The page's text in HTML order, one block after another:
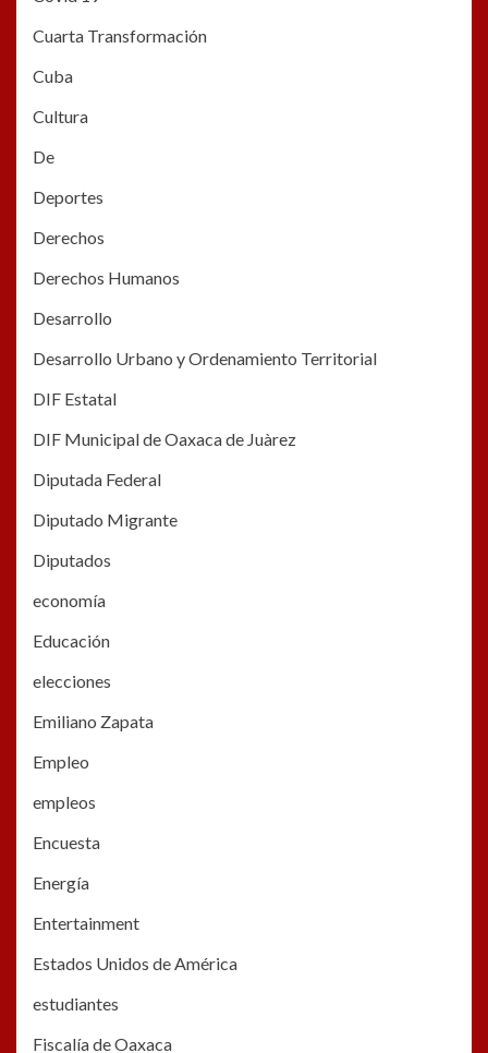
Cuarta Transformación
Cuba
Cultura
De
Deportes
Derechos
Derechos Humanos
Desarrollo
Desarrollo Urbano y Ordenamiento Territorial
DIF Estatal
DIF Municipal de Oaxaca de Juàrez
Diputada Federal
Diputado Migrante
Diputados
economía
Educación
elecciones
Emiliano Zapata
Empleo
empleos
Encuesta
Energía
Entertainment
Estados Unidos de América
estudiantes
Fiscalía de Oaxaca